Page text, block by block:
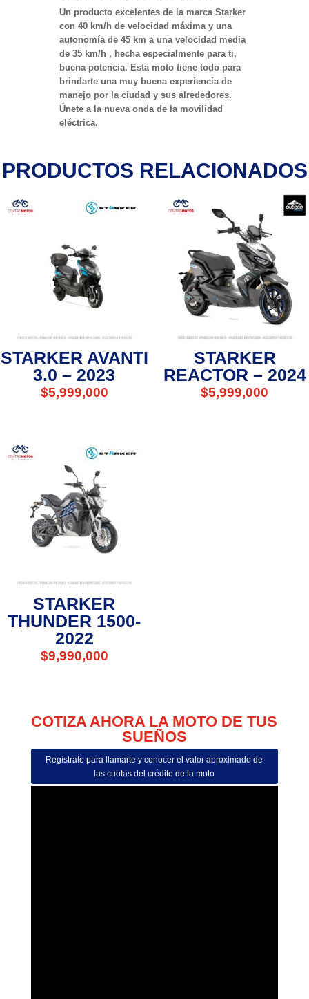
Un producto excelentes de la marca Starker
con 40 km/h de velocidad máxima y una
autonomía de 45 km a una velocidad media
de 35 km/h , hecha especialmente para ti,
buena potencia. Esta moto tiene todo para
brindarte una muy buena experiencia de
manejo por la ciudad y sus alrededores.
Únete a la nueva onda de la movilidad
eléctrica.
PRODUCTOS RELACIONADOS
STARKER AVANTI
3.0 – 2023
$5,999,000
STARKER
REACTOR – 2024
$5,999,000
STARKER
THUNDER 1500-
2022
$9,990,000
COTIZA AHORA LA MOTO DE TUS
SUEÑOS
Regístrate para llamarte y conocer el valor aproximado de
las cuotas del crédito de la moto